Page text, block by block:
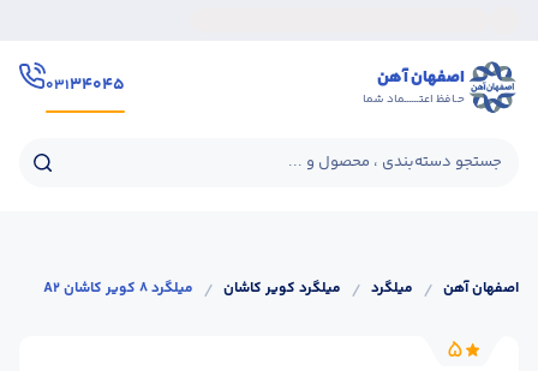
اصفهان آهن
حـافظ اعتــــــماد شما
۳۴۰۴۵۰۳۱
جستجو دسته‌بندی ، محصول و ...
اصفهان آهن / میلگرد / میلگرد کویر کاشان / میلگرد 8 کویر کاشان A2
5